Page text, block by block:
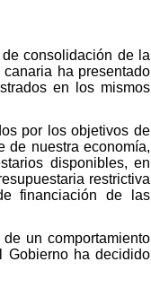
consolidación de la
ha presentado
en los mismos
por los objetivos de
de nuestra economía,
disponibles, en
restrictiva
financiación de las
un comportamiento
Gobierno ha decidido